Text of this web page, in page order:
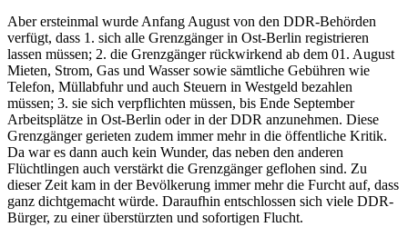
Aber ersteinmal wurde Anfang August von den DDR-Behörden
verfügt, dass 1. sich alle Grenzgänger in Ost-Berlin registrieren
lassen müssen; 2. die Grenzgänger rückwirkend ab dem 01. August
Mieten, Strom, Gas und Wasser sowie sämtliche Gebühren wie
Telefon, Müllabfuhr und auch Steuern in Westgeld bezahlen
müssen; 3. sie sich verpflichten müssen, bis Ende September
Arbeitsplätze in Ost-Berlin oder in der DDR anzunehmen. Diese
Grenzgänger gerieten zudem immer mehr in die öffentliche Kritik.
Da war es dann auch kein Wunder, das neben den anderen
Flüchtlingen auch verstärkt die Grenzgänger geflohen sind. Zu
dieser Zeit kam in der Bevölkerung immer mehr die Furcht auf, dass
ganz dichtgemacht würde. Daraufhin entschlossen sich viele DDR-
Bürger, zu einer überstürzten und sofortigen Flucht.